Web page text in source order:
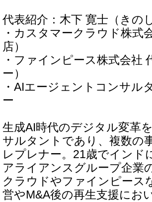
代表紹介：木下 寛士（きの
・カスタマークラウド株式
店）
・ファインピース株式会社
ー）
・AIエージェントコンサル
ー
生成AI時代のデジタル変革
サルタントであり、複数の
レプレナー。21歳でインド
アライアンスグループ企業
クラウドやファインピース
営やM&A後の再生支援にお